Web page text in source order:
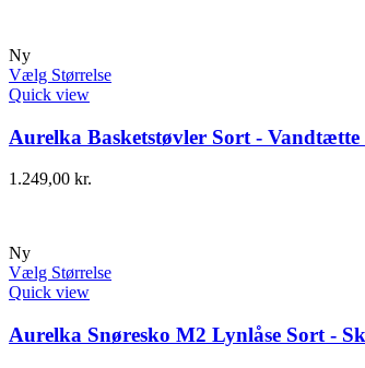
Ny
Vælg Størrelse
Quick view
Aurelka Basketstøvler Sort -
1.249,00 kr.
Ny
Vælg Størrelse
Quick view
Aurelka Snøresko M2 Lynlåse Sort -